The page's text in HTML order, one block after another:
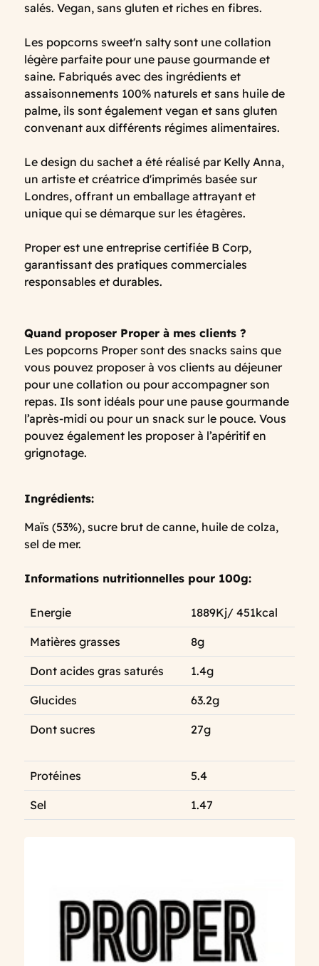
salés. Vegan, sans gluten et riches en fibres.
Les popcorns sweet'n salty sont une collation
légère parfaite pour une pause gourmande et
saine. Fabriqués avec des ingrédients et
assaisonnements 100% naturels et sans huile de
palme, ils sont également vegan et sans gluten
convenant aux différents régimes alimentaires.
Le design du sachet a été réalisé par Kelly Anna,
un artiste et créatrice d'imprimés basée sur
Londres, offrant un emballage attrayant et
unique qui se démarque sur les étagères.
Proper est une entreprise certifiée B Corp,
garantissant des pratiques commerciales
responsables et durables.
Quand proposer Proper à mes clients ?
Les popcorns Proper sont des snacks sains que
vous pouvez proposer à vos clients au déjeuner
pour une collation ou pour accompagner son
repas. Ils sont idéals pour une pause gourmande
l’après-midi ou pour un snack sur le pouce. Vous
pouvez également les proposer à l’apéritif en
grignotage.
Ingrédients:
Maïs (53%), sucre brut de canne, huile de colza,
sel de mer.
Informations nutritionnelles pour 100g:
Energie 1889Kj/ 451kcal
Matières grasses 8g
Dont acides gras saturés 1.4g
Glucides 63.2g
Dont sucres 27g
Protéines 5.4
Sel 1.47